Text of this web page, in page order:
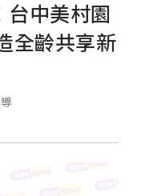
台中美村園
全齡共享新